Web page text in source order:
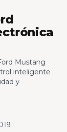
Mustang
inteligente
y